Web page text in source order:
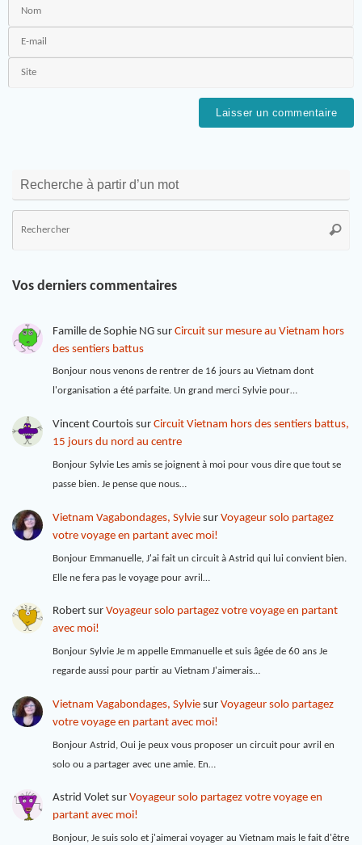
Recherche à partir d’un mot
Vos derniers commentaires
Famille de Sophie NGsur Circuit sur mesure au Vietnam hors
des sentiers battus
Bonjour nous venons de rentrer de 16 jours au Vietnam dont
l'organisation a été parfaite. Un grand merci Sylvie pour…
Vincent Courtoissur Circuit Vietnam hors des sentiers battus,
15 jours du nord au centre
Bonjour Sylvie Les amis se joignent à moi pour vous dire que tout se
passe bien. Je pense que nous…
Vietnam Vagabondages, Sylviesur Voyageur solo partagez
votre voyage en partant avec moi!
Bonjour Emmanuelle, J'ai fait un circuit à Astrid qui lui convient bien.
Elle ne fera pas le voyage pour avril…
Robertsur Voyageur solo partagez votre voyage en partant
avec moi!
Bonjour Sylvie Je m appelle Emmanuelle et suis âgée de 60 ans Je
regarde aussi pour partir au Vietnam J'aimerais…
Vietnam Vagabondages, Sylviesur Voyageur solo partagez
votre voyage en partant avec moi!
Bonjour Astrid, Oui je peux vous proposer un circuit pour avril en
solo ou a partager avec une amie. En…
Astrid Voletsur Voyageur solo partagez votre voyage en
partant avec moi!
Bonjour, Je suis solo et j'aimerai voyager au Vietnam mais le fait d'être